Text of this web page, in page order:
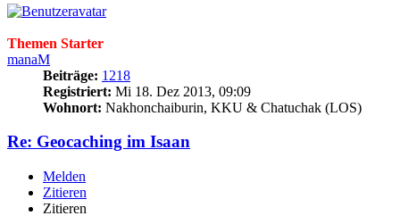
Themen Starter
manaM
Beiträge: 1218
Registriert: Mi 18. Dez 2013, 09:09
Wohnort: Nakhonchaiburin, KKU & Chatuchak (LOS)
Re: Geocaching im Isaan
Melden
Zitieren
Zitieren